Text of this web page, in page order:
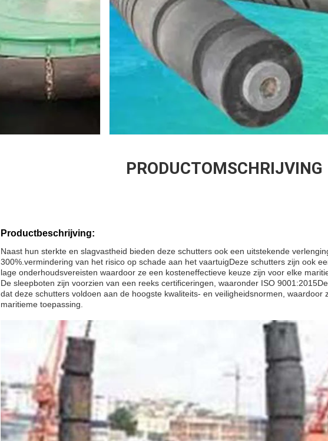
PRODUCTOMSCHRIJVING
Productbeschrijving:
Naast hun sterkte en slagvastheid bieden deze schutters ook een uitstekende
300%.vermindering van het risico op schade aan het vaartuigDeze schutters zijn ook
lage onderhoudsvereisten waardoor ze een kosteneffectieve keuze zijn voor elke
De sleepboten zijn voorzien van een reeks certificeringen, waaronder ISO
dat deze schutters voldoen aan de hoogste kwaliteits- en veiligheidsnormen, waardoor
maritieme toepassing.